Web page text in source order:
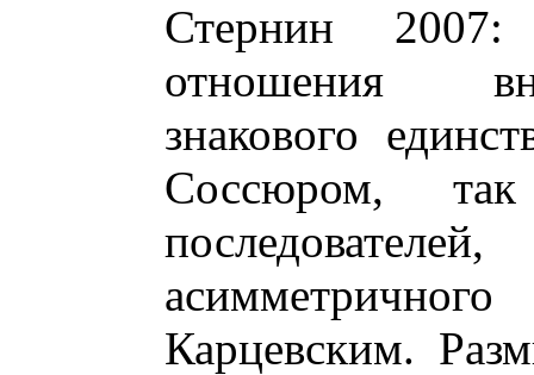
Стернин
отношения
знакового
Соссюром,
Карцевским.